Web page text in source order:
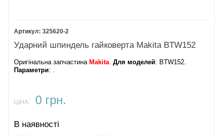
325620-2
Ударний шпиндель гайковерта Makita BTW152
Оригінальна запчастина Makita .Для моделей: BTW152​​.
Параметри: .
ЦІНА: 0 грн.
В наявності